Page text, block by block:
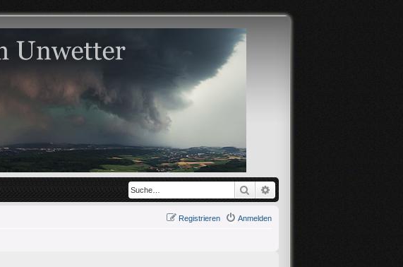
Suche
Anmelden
Registrieren